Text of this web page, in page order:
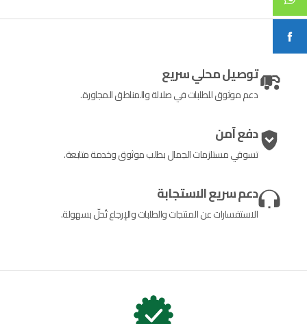
توصيل محلي سريع
دعم موثوق للطلبات في صلالة والمناطق المجاورة.
دفع آمن
تسوقي مستلزمات الجمال بطلب موثوق وخدمة متابعة.
دعم سريع الاستجابة
الاستفسارات عن المنتجات والطلبات والإرجاع تُحلّ بسهولة.